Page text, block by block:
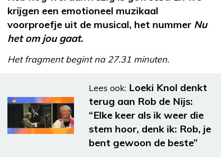
krijgen een emotioneel muzikaal
voorproefje uit de musical, het nummer Nu
het om jou gaat.
Het fragment begint na 27.31 minuten.
Lees ook: Loeki Knol denkt
terug aan Rob de Nijs:
“Elke keer als ik weer die
stem hoor, denk ik: Rob, je
bent gewoon de beste”